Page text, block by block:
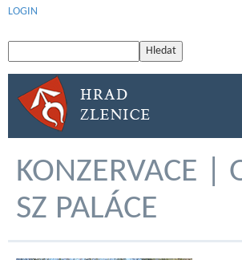
LOGIN
KONZERVACE |
SZ PALÁCE